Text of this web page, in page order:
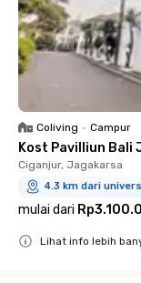
Coliving • Campur
Kost Pavilliun Bali
Ciganjur, Jagakarsa
4.3 km dari
mulai dari
Lihat info lebih